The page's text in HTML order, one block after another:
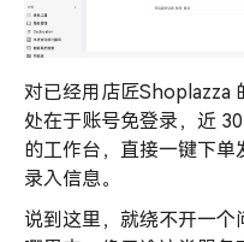
对已经用店匠Shoplazza
处在于账号免登录，近
的工作台，直接一键下
录入信息。
说到这里，就绕不开一